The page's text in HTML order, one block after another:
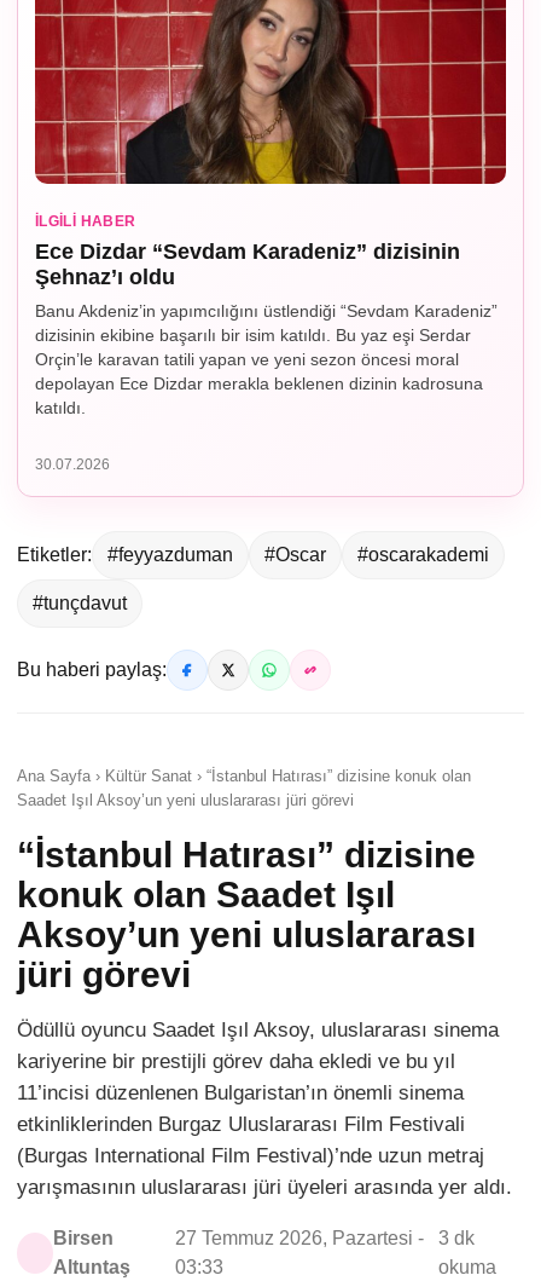
İLGILI HABER
Ece Dizdar “Sevdam Karadeniz” dizisinin
Şehnaz’ı oldu
Banu Akdeniz’in yapımcılığını üstlendiği “Sevdam Karadeniz”
dizisinin ekibine başarılı bir isim katıldı. Bu yaz eşi Serdar
Orçin’le karavan tatili yapan ve yeni sezon öncesi moral
depolayan Ece Dizdar merakla beklenen dizinin kadrosuna
katıldı.
30.07.2026
Etiketler: #feyyazduman #Oscar #oscarakademi
#tunçdavut
Bu haberi paylaş:
Ana Sayfa › Kültür Sanat › “İstanbul Hatırası” dizisine konuk olan
Saadet Işıl Aksoy’un yeni uluslararası jüri görevi
“İstanbul Hatırası” dizisine
konuk olan Saadet Işıl
Aksoy’un yeni uluslararası
jüri görevi
Ödüllü oyuncu Saadet Işıl Aksoy, uluslararası sinema
kariyerine bir prestijli görev daha ekledi ve bu yıl
11’incisi düzenlenen Bulgaristan’ın önemli sinema
etkinliklerinden Burgaz Uluslararası Film Festivali
(Burgas International Film Festival)’nde uzun metraj
yarışmasının uluslararası jüri üyeleri arasında yer aldı.
Birsen
Altuntaş
27 Temmuz 2026, Pazartesi -
03:33
3 dk
okuma